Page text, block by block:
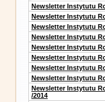
Newsletter Instytutu
Newsletter Instytutu
Newsletter Instytutu
Newsletter Instytutu
Newsletter Instytutu
Newsletter Instytutu
Newsletter Instytutu
Newsletter Instytutu
Newsletter Instytutu
/2014